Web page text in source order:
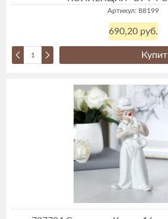
Артикул: 88199
690,20 руб.